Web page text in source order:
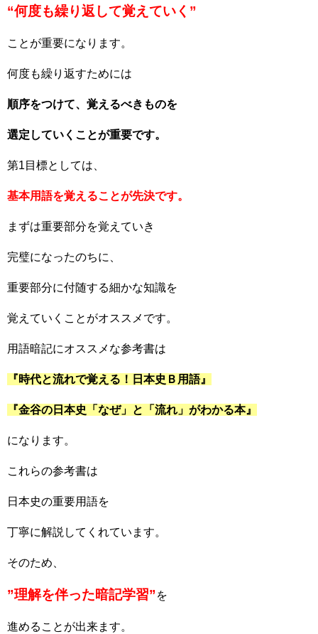
“何度も繰り返して覚えていく”
ことが重要になります。
何度も繰り返すためには
順序をつけて、覚えるべきものを
選定していくことが重要です。
第1目標としては、
基本用語を覚えることが先決です。
まずは重要部分を覚えていき
完璧になったのちに、
重要部分に付随する細かな知識を
覚えていくことがオススメです。
用語暗記にオススメな参考書は
『時代と流れで覚える！日本史Ｂ用語』
『金谷の日本史「なぜ」と「流れ」がわかる本』
になります。
これらの参考書は
日本史の重要用語を
丁寧に解説してくれています。
そのため、
”理解を伴った暗記学習”を
進めることが出来ます。